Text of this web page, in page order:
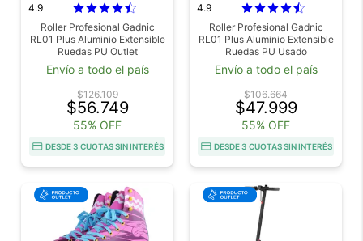
4.9
Roller Profesional Gadnic
RL01 Plus Aluminio Extensible
Ruedas PU Outlet
Envío a todo el país
$126.109
$56.749
55% OFF
DESDE 3 CUOTAS SIN INTERÉS
4.9
Roller Profesional Gadnic
RL01 Plus Aluminio Extensible
Ruedas PU Usado
Envío a todo el país
$106.664
$47.999
55% OFF
DESDE 3 CUOTAS SIN INTERÉS